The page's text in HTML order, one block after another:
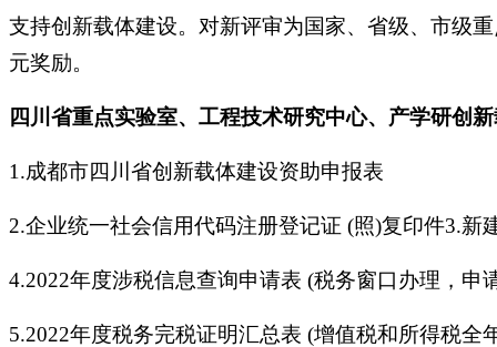
支持创新载体建设。对新评审为国家、省级、市级
元奖励。
四川省重点实验室、工程技术研究中心、产学研创
1.成都市四川省创新载体建设资助申报表
2.企业统一社会信用代码注册登记证 (照)复印件3.新
4.2022年度涉税信息查询申请表 (税务窗口办理，申
5.2022年度税务完税证明汇总表 (增值税和所得税全